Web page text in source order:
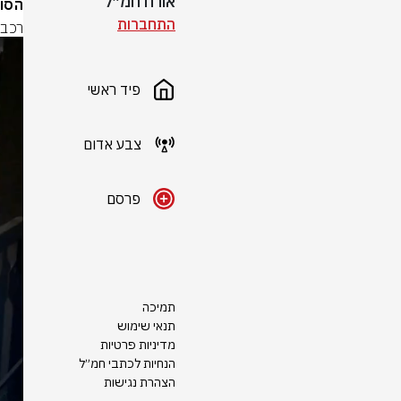
התחברות
פיד ראשי
צבע אדום
פרסם
תמיכה
תנאי שימוש
מדיניות פרטיות
הנחיות לכתבי חמ״ל
הצהרת נגישות